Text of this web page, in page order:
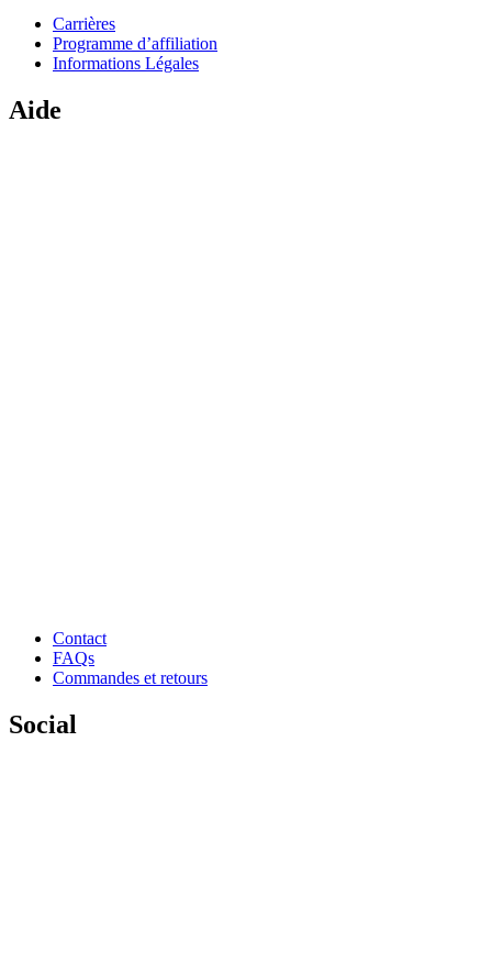
Carrières
Programme d’affiliation
Informations Légales
Aide
Contact
FAQs
Commandes et retours
Social